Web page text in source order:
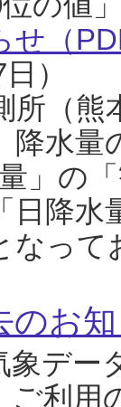
せ（
）
所（熊
降水
」の
日降
なっ
のお
デー
利用